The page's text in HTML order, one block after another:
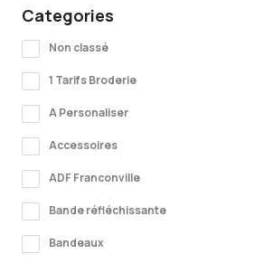
Categories
Non classé
1 Tarifs Broderie
A Personaliser
Accessoires
ADF Franconville
Bande réfléchissante
Bandeaux